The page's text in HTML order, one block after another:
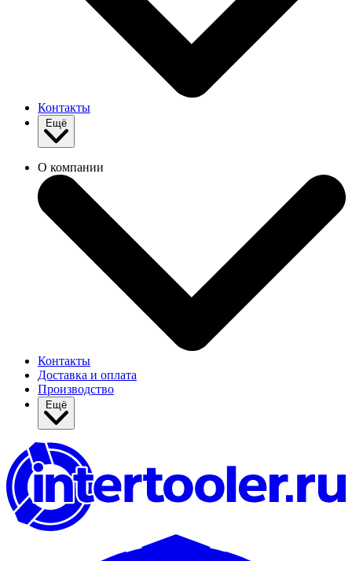
Контакты
О компании
Контакты
Доставка и оплата
Производство